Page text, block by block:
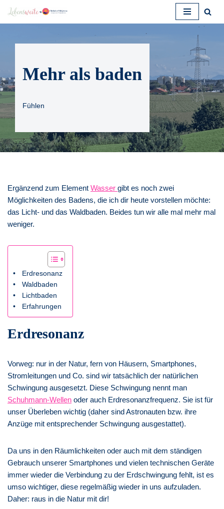
Mehr als baden
Fühlen
Ergänzend zum Element Wasser gibt es noch zwei
Möglichkeiten des Badens, die ich dir heute vorstellen möchte:
das Licht- und das Waldbaden. Beides tun wir alle mal mehr mal
weniger.
Erdresonanz
Waldbaden
Lichtbaden
Erfahrungen
Erdresonanz
Vorweg: nur in der Natur, fern von Häusern, Smartphones,
Stromleitungen und Co. sind wir tatsächlich der natürlichen
Schwingung ausgesetzt. Diese Schwingung nennt man
Schuhmann-Wellen oder auch Erdresonanzfrequenz. Sie ist für
unser Überleben wichtig (daher sind Astronauten bzw. ihre
Anzüge mit entsprechender Schwingung ausgestattet).
Da uns in den Räumlichkeiten oder auch mit dem ständigen
Gebrauch unserer Smartphones und vielen technischen Geräte
immer wieder die Verbindung zu der Erdschwingung fehlt, ist es
umso wichtiger, diese regelmäßig wieder in uns aufzuladen.
Daher: raus in die Natur mit dir!